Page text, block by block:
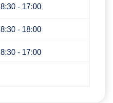
8:30 - 17:00
8:30 - 18:00
8:30 - 17:00